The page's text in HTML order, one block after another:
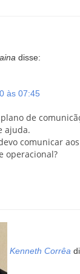
disse:
às 07:45
de
ajuda.
comunicar
operacional?
Kenneth Corrêa